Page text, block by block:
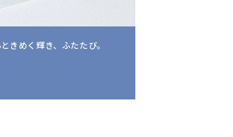
きめく輝き、ふたたび。